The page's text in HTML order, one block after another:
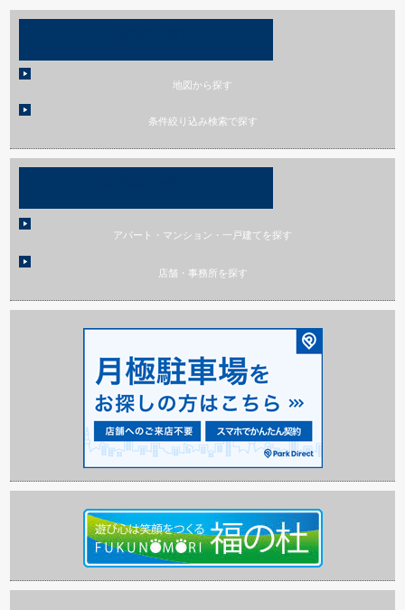
地図から探す
条件絞り込み検索で探す
アパート・マンション・一戸建てを探す
店舗・事務所を探す